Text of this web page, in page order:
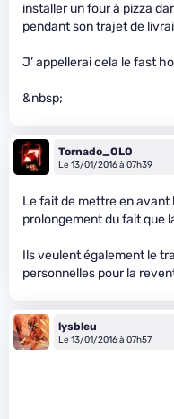
installer un four à pizza
pendant son trajet de
J’ appellerai cela le fast
&nbsp;
Tornado_OLO
Le 13/01/2016 à 07h39
Le fait de mettre en
prolongement du fait que
Ils veulent également le
personnelles pour la
lysbleu
Le 13/01/2016 à 07h57